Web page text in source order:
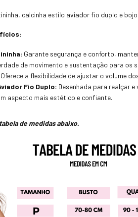
calcinha estilo aviador fio duplo e
Garante segurança e conforto,
de movimento e sustentação para os
Oferece a flexibilidade de ajustar o volume
Fio Duplo: Desenhada para realçar
aspecto mais estético e confiante.
de medidas abaixo.